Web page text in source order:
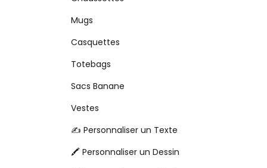
Mugs
Casquettes
Totebags
Sacs Banane
Vestes
✍️ Personnaliser un Texte
🖍️ Personnaliser un Dessin